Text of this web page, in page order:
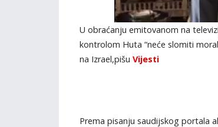
U obraćanju emitovanom na
kontrolom Huta “neće slomiti
na Izrael,pišu Vijesti
Prema pisanju saudijskog portala